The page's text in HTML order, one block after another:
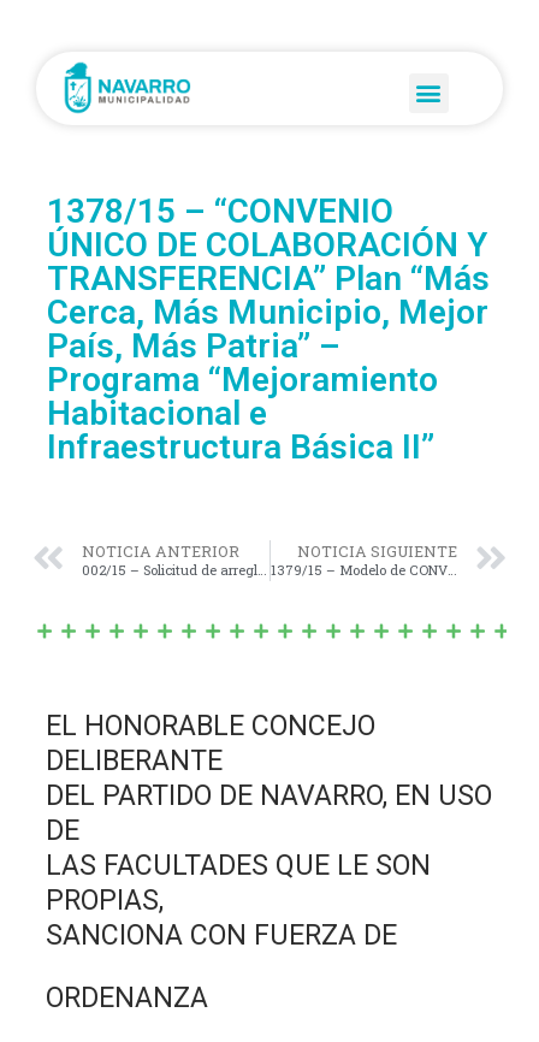
1378/15 – “CONVENIO
ÚNICO DE COLABORACIÓN Y
TRANSFERENCIA” Plan “Más
Cerca, Más Municipio, Mejor
País, Más Patria” –
Programa “Mejoramiento
Habitacional e
Infraestructura Básica II”
NOTICIA ANTERIOR
002/15 – Solicitud de arreglo de traza de la Ruta Pvical. Nº 40 a la altura del Km. 88 (Curva de Bastanchuri).
NOTICIA SIGUIENTE
1379/15 – Modelo de CONVENIO DE EJECUCIÓN PROYECTO: “Red de Gas Barrio Marín”,
EL HONORABLE CONCEJO
DELIBERANTE
DEL PARTIDO DE NAVARRO, EN USO
DE
LAS FACULTADES QUE LE SON
PROPIAS,
SANCIONA CON FUERZA DE
ORDENANZA